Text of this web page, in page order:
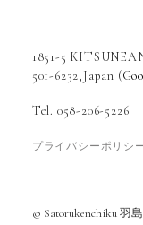
1851-5
501-6232,Japan (
Tel. 058-206-5226
プライバシーポリシ
© Satorukenchiku 羽